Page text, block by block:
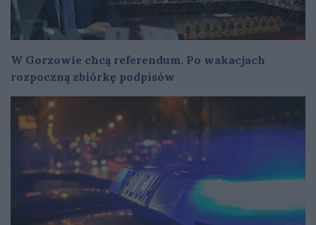
W Gorzowie chcą referendum. Po wakacjach
rozpoczną zbiórkę podpisów